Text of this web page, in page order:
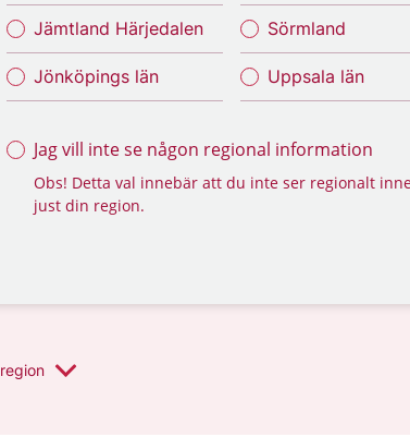
Jämtland Härjedalen
Jönköpings län
Sörmland
Uppsala län
Jag vill inte se någon regional information
Obs! Detta val innebär att du inte ser regionalt
just din region.
region